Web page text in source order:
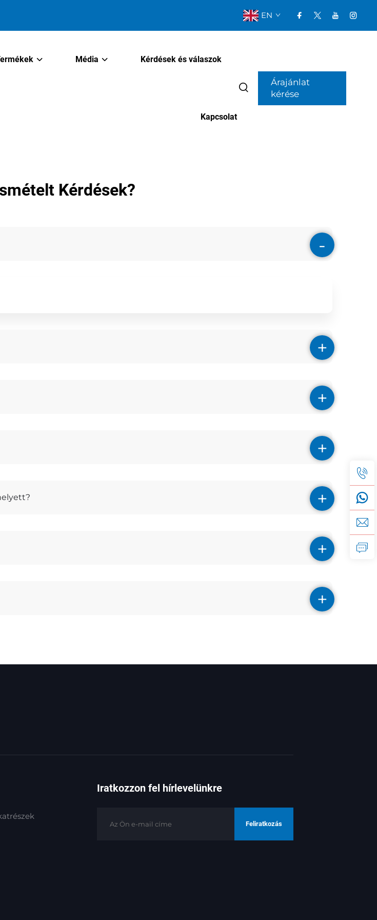
EN
Média Kérdések és válaszok
Kapcsolat
Árajánlat
kérése
Kérdések?
Iratkozzon fel hírlevelünkre
Feliratkozás